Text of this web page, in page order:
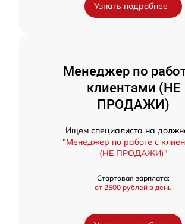
Узнать подробнее
Менеджер по
клиентами (НЕ
ПРОДАЖИ)
Ищем специалиста на
"Менеджер по работе с
(НЕ ПРОДАЖИ)"
Стартовая зарплата:
от 2500 рублей в день